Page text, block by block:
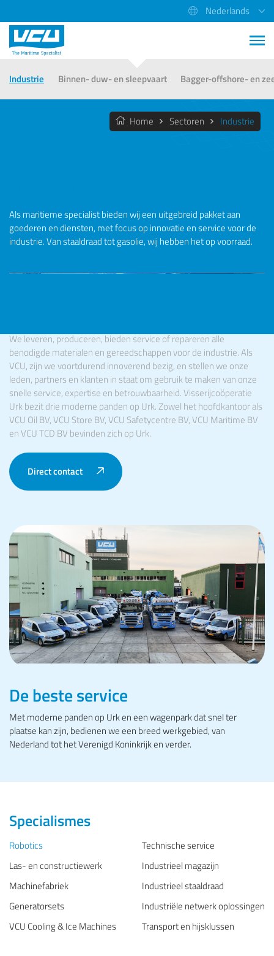
Nederlands
Industrie Binnen- duw- en sleepvaart Bagger-offshore- en
Home Sectoren Industrie
Als maritieme specialist bieden wij een uitgebreid pakket aan
goederen en diensten, met focus op innovatie en service voor de
industrie. Van staaldraad tot gasolie, wij hebben het op voorraad.
We leveren, produceren, bieden service of repareren alle
benodigde materialen en gereedschappen voor de industrie. Als
VCU, zijn we voortdurend innoverend bezig, en stellen we onze
leden, partners en klanten in staat om gebruik te maken van onze
snelle service, expertise en betrouwbaarheid. Visserijcoöperatie
Urk bezit drie moderne panden op Urk. Zowel het hoofdkantoor als
VCU Oil BV, VCU Store BV, VCU Safetycentre BV, VCU Maritime BV
en VCU TCD BV bevinden zich op Urk.
Direct contact
De beste service
Met moderne panden op Urk en een wagenpark dat snel ter
plaatse kan zijn, bedienen we een breed werkgebied, van
Nederland tot het Verenigd Koninkrijk en verder.
Specialismes
Robotics
Las- en constructiewerk
Machinefabriek
Generatorsets
VCU Cooling & Ice Machines
Technische service
Industrieel magazijn
Industrieel staaldraad
Industriële netwerk oplossingen
Transport en hijsklussen